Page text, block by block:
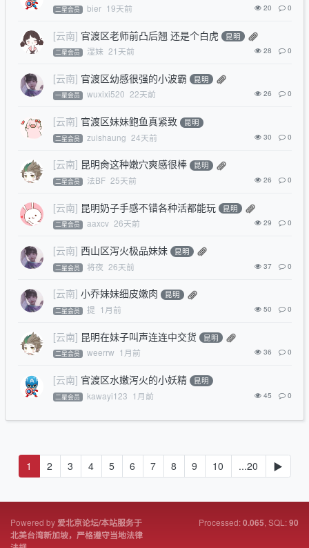
二星会员 bier 19天前 20 0
[云南] 官渡区老师前凸后翘 还是个白虎 昆明
二星会员 湿妹 21天前 28 0
[云南] 官渡区幼感很强的小波霸 昆明
一星会员 wuxixi520 22天前 26 0
[云南] 官渡区妹妹鲍鱼真紧致 昆明
二星会员 zuishaung 24天前 30 0
[云南] 昆明肏这种嫩穴爽感很棒 昆明
二星会员 法BF 25天前 26 0
[云南] 昆明奶子手感不错各种活都能玩 昆明
二星会员 aaxcv 26天前 29 0
[云南] 西山区泻火极品妹妹 昆明
二星会员 将夜 26天前 37 0
[云南] 小乔妹妹细皮嫩肉 昆明
二星会员 提 1月前 50 0
[云南] 昆明在妹子叫声连连中交货 昆明
二星会员 weerrw 1月前 36 0
[云南] 官渡区水嫩泻火的小妖精 昆明
二星会员 kawayi123 1月前 45 0
1 2 3 4 5 6 7 8 9 10 ...20 ▶
Powered by 爱北京论坛/本站服务于
北美台湾新加坡，严格遵守当地法律
Processed:0.065, SQL:90